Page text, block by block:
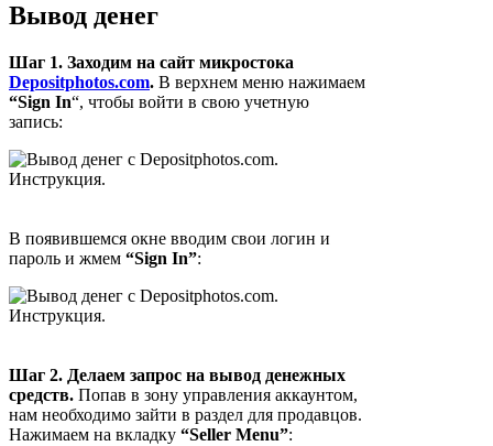
Вывод денег
Шаг 1. Заходим на сайт микростока
Depositphotos.com. В верхнем меню нажимаем
“Sign In“, чтобы войти в свою учетную
запись:
В появившемся окне вводим свои логин и
пароль и жмем “Sign In”:
Шаг 2. Делаем запрос на вывод денежных
средств. Попав в зону управления аккаунтом,
нам необходимо зайти в раздел для продавцов.
Нажимаем на вкладку “Seller Menu”: